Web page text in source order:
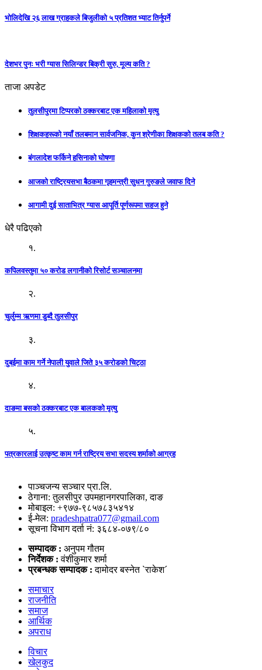
भोलिदेखि २६ लाख ग्राहकले बिजुलीको ५ प्रतिशत भ्याट तिर्नुपर्ने
देशभर पुनः भरी ग्यास सिलिन्डर बिक्री सुरु, मूल्य कति ?
ताजा अपडेट
तुलसीपुरमा टिप्परको ठक्करबाट एक महिलाको मृत्यु
शिक्षकहरूको नयाँ तलबमान सार्वजनिक, कुन श्रेणीका शिक्षकको तलब कति ?
बंगलादेश फर्किने हसिनाको घोषणा
आजको राष्ट्रियसभा बैठकमा गृहमन्त्री सुधन गुरुङले जवाफ दिने
आगामी दुई साताभित्र ग्यास आपूर्ति पूर्णरूपमा सहज हुने
धेरै पढिएको
१.
कपिलवस्तुमा ५० करोड लगानीको रिसोर्ट सञ्चालनमा
२.
चुर्लुम्म ऋणमा डुब्दै तुलसीपुर
३.
दुबईमा काम गर्ने नेपाली युवाले जिते ३५ करोडको चिट्ठा
४.
दाङमा बसको ठक्करबाट एक बालकको मृत्यु
५.
पत्रकारलाई उत्कृष्ट काम गर्न राष्ट्रिय सभा सदस्य शर्माको आग्रह
पाञ्चजन्य सञ्चार प्रा.लि.
ठेगाना: तुलसीपुर उपमहानगरपालिका, दाङ
मोबाइल: +९७७-९८५७८३५४१४
ई-मेल: pradeshpatra077@gmail.com
सूचना विभाग दर्ता नं: ३६८४-०७९/८०
सम्पादक : अनुपम गौतम
निर्देशक :वंशीकुमार शर्मा
प्रबन्धक सम्पादक :दामोदर बस्नेत `राकेश´
समाचार
राजनीति
समाज
आर्थिक
अपराध
विचार
खेलकुद